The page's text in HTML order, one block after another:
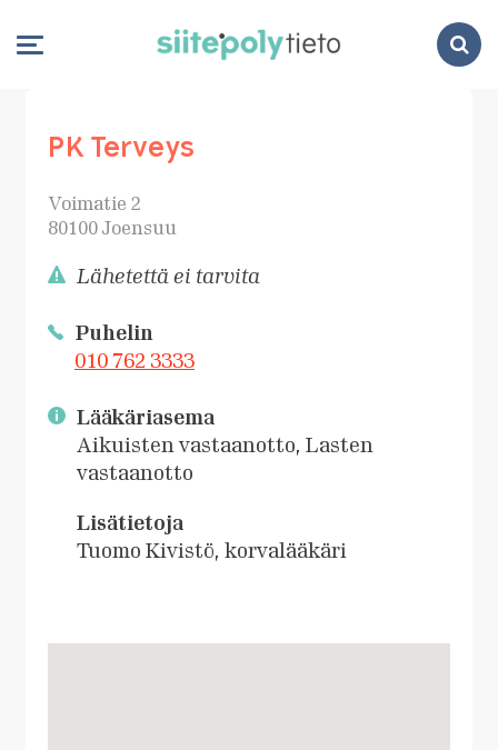
PK Terveys
Voimatie 2
80100 Joensuu
Lähetettä ei tarvita
Puhelin
010 762 3333
Lääkäriasema
Aikuisten vastaanotto, Lasten
vastaanotto
Lisätietoja
Tuomo Kivistö, korvalääkäri